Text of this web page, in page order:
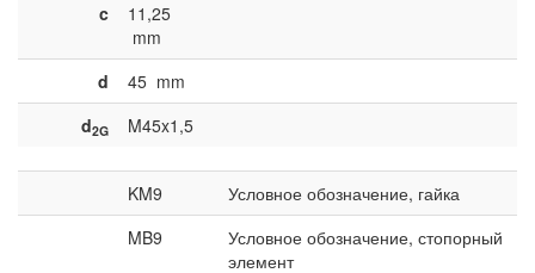
c
11,25
mm
d
45 mm
d2G M45x1,5
KM9
Условное обозначение, гайка
MB9
Условное обозначение, стопорный
элемент